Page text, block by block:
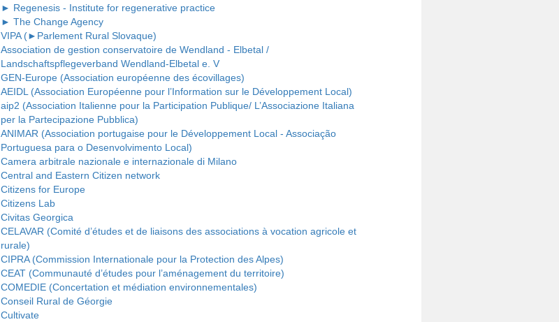
► Regenesis - Institute for regenerative practice
► The Change Agency
VIPA (►Parlement Rural Slovaque)
Association de gestion conservatoire de Wendland - Elbetal /
Landschaftspflegeverband Wendland-Elbetal e. V
GEN-Europe (Association européenne des écovillages)
AEIDL (Association Européenne pour l’Information sur le Développement Local)
aip2 (Association Italienne pour la Participation Publique/ L’Associazione Italiana
per la Partecipazione Pubblica)
ANIMAR (Association portugaise pour le Développement Local - Associação
Portuguesa para o Desenvolvimento Local)
Camera arbitrale nazionale e internazionale di Milano
Central and Eastern Citizen network
Citizens for Europe
Citizens Lab
Civitas Georgica
CELAVAR (Comité d’études et de liaisons des associations à vocation agricole et
rurale)
CIPRA (Commission Internationale pour la Protection des Alpes)
CEAT (Communauté d’études pour l’aménagement du territoire)
COMEDIE (Concertation et médiation environnementales)
Conseil Rural de Géorgie
Cultivate